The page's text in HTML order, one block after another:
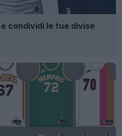
condividi le tue divise